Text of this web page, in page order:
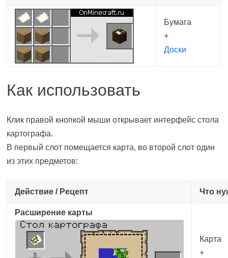
Бумага
+
Доски
Как использовать
Клик правой кнопкой мыши открывает интерфейс стола
картографа.
В первый слот помещается карта, во второй слот один
из этих предметов:
Действие / Рецепт Что
Расширение карты
Карта
+